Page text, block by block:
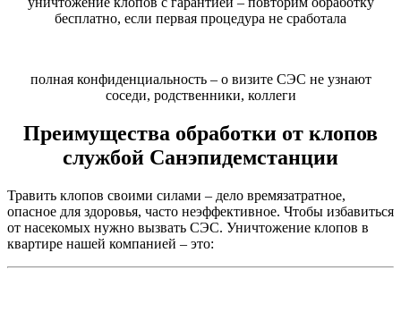
бесплатно, если первая процедура не сработала
полная конфиденциальность – о визите СЭС не узнают
соседи, родственники, коллеги
Преимущества обработки от клопов
службой Санэпидемстанции
Травить клопов своими силами – дело времязатратное,
опасное для здоровья, часто неэффективное. Чтобы избавиться
от насекомых нужно вызвать СЭС. Уничтожение клопов в
квартире нашей компанией – это: